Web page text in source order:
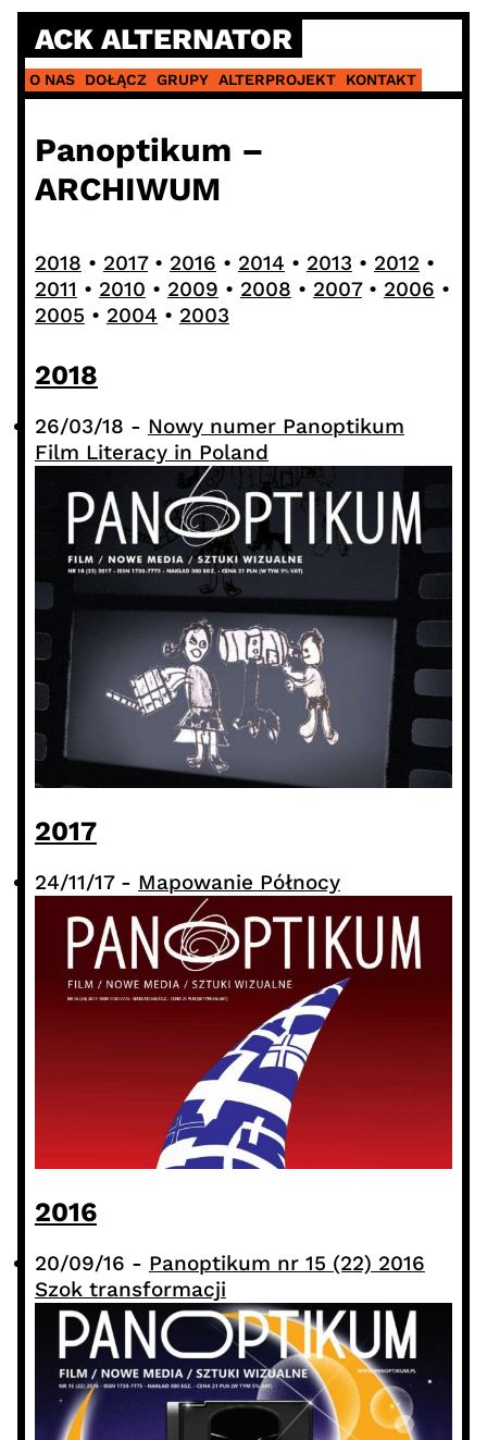
Skip
content
ACK ALTERNATOR
O NAS DOŁĄCZ GRUPY ALTERPROJEKT KONTAKT
Panoptikum –
ARCHIWUM
2018 • 2017• 2016 • 2014 • 2013 • 2012 •
2011 • 2010 • 2009 • 2008 • 2007• 2006 •
2005 • 2004 • 2003
2018
26/03/18 - Nowy numer Panoptikum
Film Literacy in Poland
2017
24/11/17 - Mapowanie Północy
2016
20/09/16 - Panoptikum nr 15 (22) 2016
Szok transformacji